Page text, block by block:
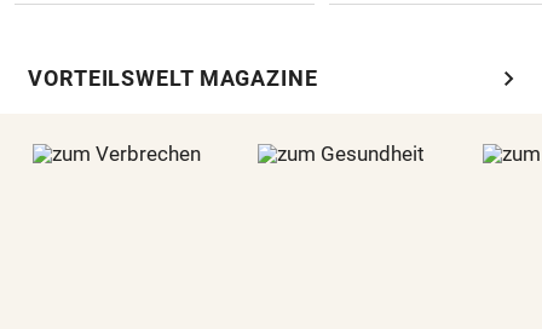
VORTEILSWELT MAGAZINE chevron_right